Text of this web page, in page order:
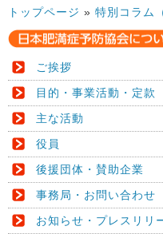
トップページ » 特別コラム
ご挨拶
目的・事業活動・定款
主な活動
役員
後援団体・賛助企業
事務局・お問い合わせ
お知らせ・プレスリリ